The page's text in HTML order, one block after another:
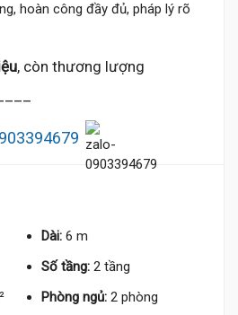
hoàn công đầy đủ, pháp lý rõ
, còn thương lượng
Dài: 6 m
Số tầng: 2 tầng
Phòng ngủ: 2 phòng